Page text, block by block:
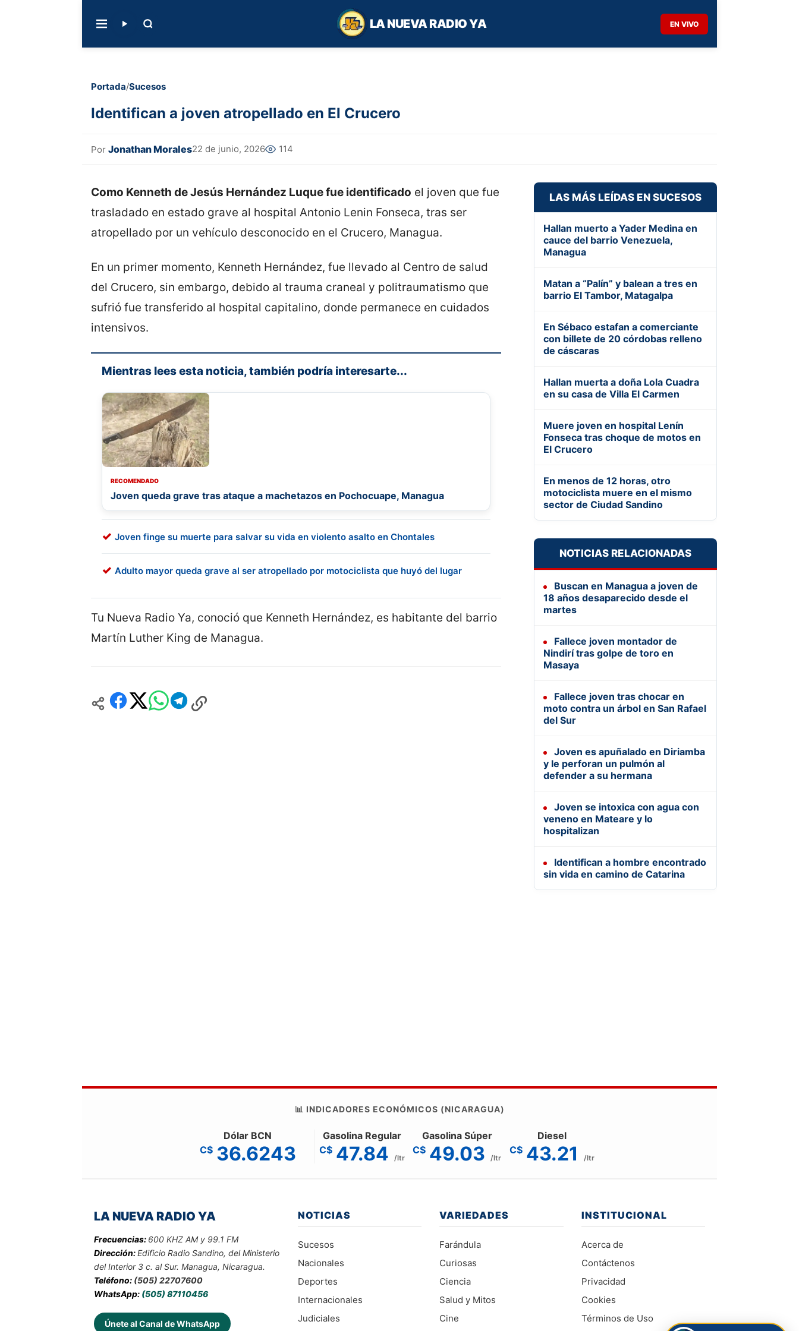
LA NUEVA RADIO YA EN VIVO
Portada/Sucesos
Identifican a joven atropellado en El Crucero
Por Jonathan Morales22 de junio, 2026 114
Como Kenneth de Jesús Hernández Luque fue identificado el joven que fue
trasladado en estado grave al hospital Antonio Lenin Fonseca, tras ser
atropellado por un vehículo desconocido en el Crucero, Managua.
En un primer momento, Kenneth Hernández, fue llevado al Centro de salud
del Crucero, sin embargo, debido al trauma craneal y politraumatismo que
sufrió fue transferido al hospital capitalino, donde permanece en cuidados
intensivos.
Mientras lees esta noticia, también podría interesarte...
RECOMENDADO
Joven queda grave tras ataque a machetazos en Pochocuape, Managua
Joven finge su muerte para salvar su vida en violento asalto en Chontales
Adulto mayor queda grave al ser atropellado por motociclista que huyó del lugar
Tu Nueva Radio Ya, conoció que Kenneth Hernández, es habitante del barrio
Martín Luther King de Managua.
LAS MÁS LEÍDAS EN SUCESOS
Hallan muerto a Yader Medina en
cauce del barrio Venezuela,
Managua
Matan a “Palín” y balean a tres en
barrio El Tambor, Matagalpa
En Sébaco estafan a comerciante
con billete de 20 córdobas relleno
de cáscaras
Hallan muerta a doña Lola Cuadra
en su casa de Villa El Carmen
Muere joven en hospital Lenín
Fonseca tras choque de motos en
El Crucero
En menos de 12 horas, otro
motociclista muere en el mismo
sector de Ciudad Sandino
NOTICIAS RELACIONADAS
Buscan en Managua a joven de
18 años desaparecido desde el
martes
Fallece joven montador de
Nindirí tras golpe de toro en
Masaya
Fallece joven tras chocar en
moto contra un árbol en San Rafael
del Sur
Joven es apuñalado en Diriamba
y le perforan un pulmón al
defender a su hermana
Joven se intoxica con agua con
veneno en Mateare y lo
hospitalizan
Identifican a hombre encontrado
sin vida en camino de Catarina
📊 INDICADORES ECONÓMICOS (NICARAGUA)
Dólar BCN
C$ 36.6243
Gasolina Regular
C$ 47.84 /ltr
Gasolina Súper
C$ 49.03 /ltr
Diesel
C$ 43.21 /ltr
LA NUEVA RADIO YA
Frecuencias: 600 KHZ AM y 99.1 FM
Dirección:Edificio Radio Sandino, del Ministerio
del Interior 3 c. al Sur. Managua, Nicaragua.
Teléfono: (505) 22707600
WhatsApp: (505) 87110456
Únete al Canal de WhatsApp
NOTICIAS
Sucesos
Nacionales
Deportes
Internacionales
Judiciales
VARIEDADES
Farándula
Curiosas
Ciencia
Salud y Mitos
Cine
INSTITUCIONAL
Acerca de
Contáctenos
Privacidad
Cookies
Términos de Uso